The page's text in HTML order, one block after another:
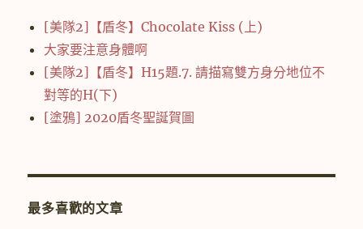
[美隊2]【盾冬】Chocolate Kiss (上)
大家要注意身體啊
[美隊2]【盾冬】H15題.7. 請描寫雙方身分地位不
對等的H(下)
[塗鴉] 2020盾冬聖誕賀圖
最多喜歡的文章